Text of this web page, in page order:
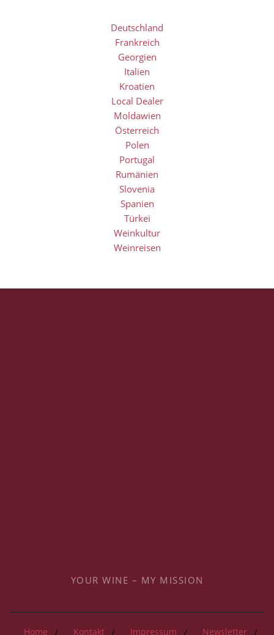
Deutschland
Frankreich
Georgien
Italien
Kroatien
Local Dealer
Moldawien
Österreich
Polen
Portugal
Rumänien
Slovenia
Spanien
Türkei
Weinkultur
Weinreisen
YOUR WINE – MY MISSION
Home Kontakt Impressum Newsletter